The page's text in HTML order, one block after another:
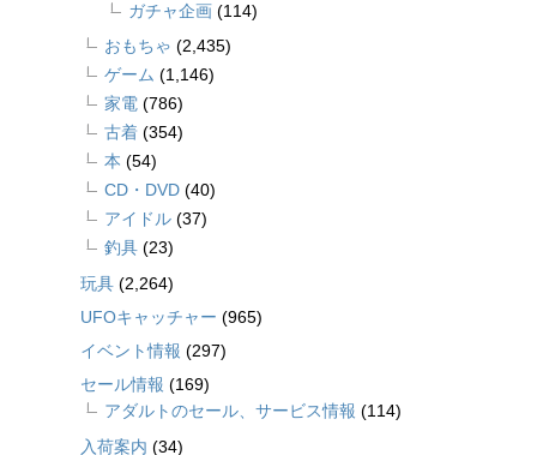
ガチャ企画 (114)
おもちゃ (2,435)
ゲーム (1,146)
家電 (786)
古着 (354)
本 (54)
CD・DVD (40)
アイドル (37)
釣具 (23)
玩具 (2,264)
UFOキャッチャー (965)
イベント情報 (297)
セール情報 (169)
アダルトのセール、サービス情報 (114)
入荷案内 (34)